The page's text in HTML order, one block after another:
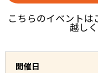
こちらのイベント
越し
開催日